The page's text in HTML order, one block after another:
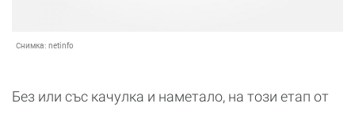
Снимка: netinfo
Без или със качулка и наметало, на този етап от